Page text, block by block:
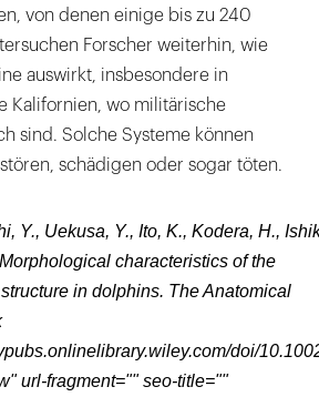
von denen einige bis zu 240
Forscher weiterhin, wie
auswirkt, insbesondere in
Kalifornien, wo militärische
sind. Solche Systeme können
schädigen oder sogar töten.
Y., Uekusa, Y., Ito, K., Kodera, H.,
characteristics of the
in dolphins. The Anatomical
doi/
url-fragment="" seo-title=""